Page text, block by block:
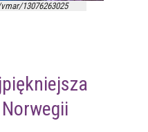
13076263025